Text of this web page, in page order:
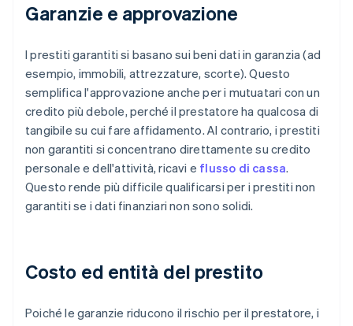
Garanzie e approvazione
I prestiti garantiti si basano sui beni dati in garanzia (ad
esempio, immobili, attrezzature, scorte). Questo
semplifica l'approvazione anche per i mutuatari con un
credito più debole, perché il prestatore ha qualcosa di
tangibile su cui fare affidamento. Al contrario, i prestiti
non garantiti si concentrano direttamente su credito
personale e dell'attività, ricavi e flusso di cassa.
Questo rende più difficile qualificarsi per i prestiti non
garantiti se i dati finanziari non sono solidi.
Costo ed entità del prestito
Poiché le garanzie riducono il rischio per il prestatore, i